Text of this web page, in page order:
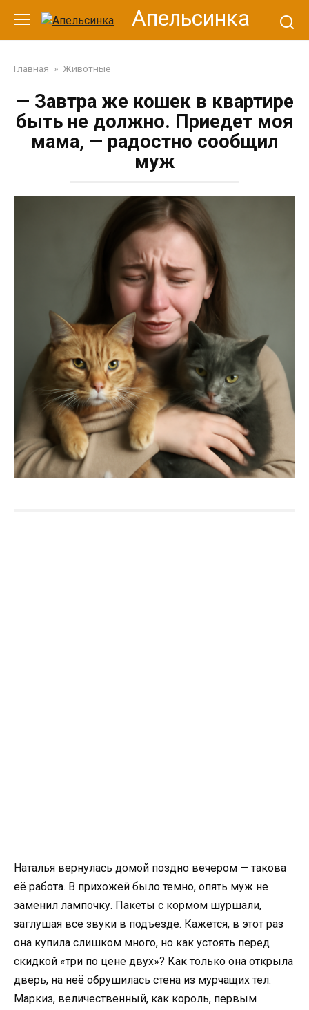
контенту
Апельсинка
Главная » Животные
— Завтра же кошек в квартире
быть не должно. Приедет моя
мама, — радостно сообщил
муж
Наталья вернулась домой поздно вечером — такова
её работа. В прихожей было темно, опять муж не
заменил лампочку. Пакеты с кормом шуршали,
заглушая все звуки в подъезде. Кажется, в этот раз
она купила слишком много, но как устоять перед
скидкой «три по цене двух»? Как только она открыла
дверь, на неё обрушилась стена из мурчащих тел.
Маркиз, величественный, как король, первым